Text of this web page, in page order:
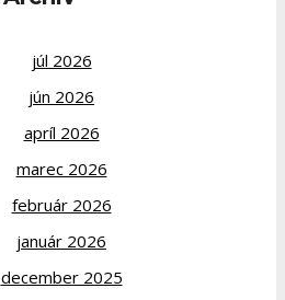
júl 2026
jún 2026
apríl 2026
marec 2026
február 2026
január 2026
december 2025